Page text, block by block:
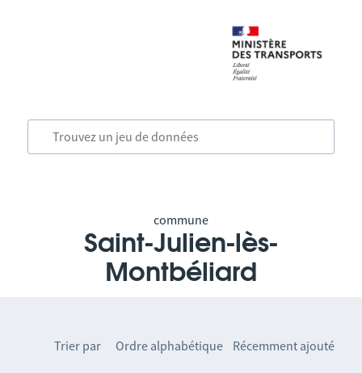
commune
Saint-Julien-lès-
Montbéliard
Trier par Ordre alphabétique Récemment ajouté